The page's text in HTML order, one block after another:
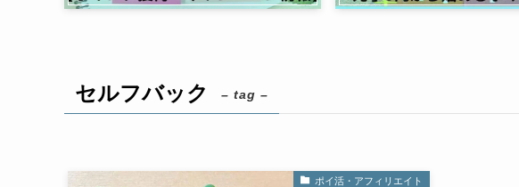
セルフバック – tag –
ポイ活・アフィリエイト